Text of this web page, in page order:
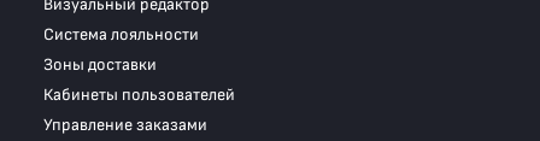
Визуальный редактор
Система лояльности
Зоны доставки
Кабинеты пользователей
Управление заказами